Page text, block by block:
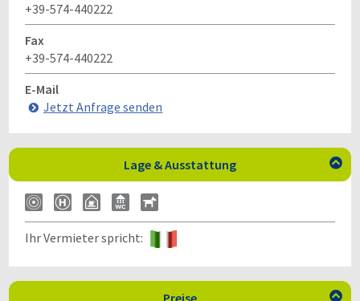
+39-574-440222
Fax
+39-574-440222
E-Mail
Jetzt Anfrage senden
Lage & Ausstattung 
Ihr Vermieter spricht:
Preise 